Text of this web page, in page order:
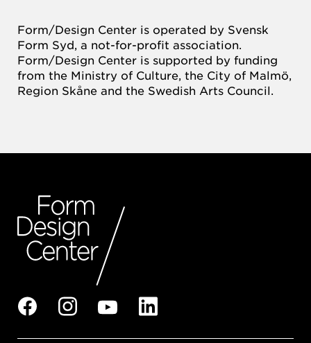
Form/Design Center is operated by Svensk
Form Syd, a not-for-profit association.
Form/Design Center is supported by funding
from the Ministry of Culture, the City of Malmö,
Region Skåne and the Swedish Arts Council.